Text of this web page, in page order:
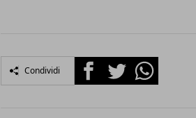
Condividi FacebookTwitterWhatsapp